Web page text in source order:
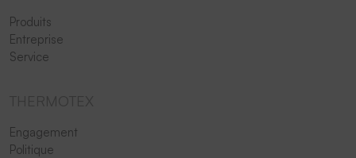
Produits
Entreprise
Service
Engagement
Politique